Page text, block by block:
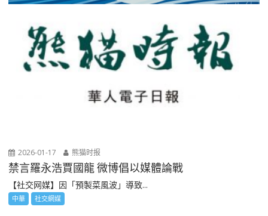
2026-01-17 熊猫时报
禁言羅永浩賈國龍 微博倡以媒體論戰
【社交网媒】因「預製菜風波」導致...
中華 社交網媒